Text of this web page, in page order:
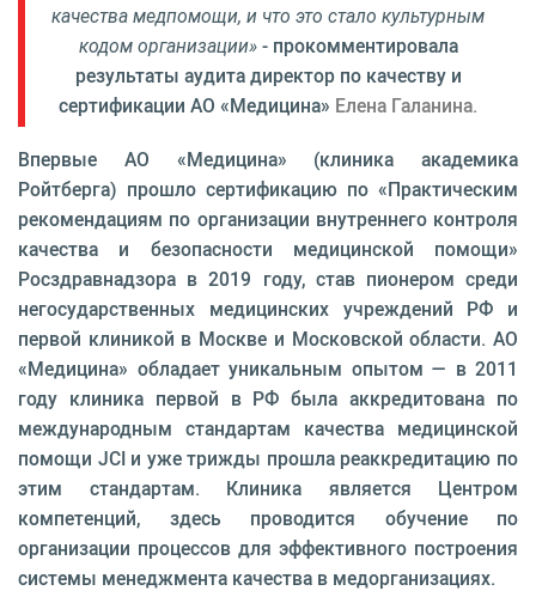
качества медпомощи, и что это стало культурным
кодом организации»- прокомментировала
результаты аудита директор по качеству и
сертификации АО «Медицина» Елена Галанина.
Впервые АО «Медицина» (клиника академика
Ройтберга) прошло сертификацию по «Практическим
рекомендациям по организации внутреннего контроля
качества и безопасности медицинской помощи»
Росздравнадзора в 2019 году, став пионером среди
негосударственных медицинских учреждений РФ и
первой клиникой в Москве и Московской области. АО
«Медицина» обладает уникальным опытом — в 2011
году клиника первой в РФ была аккредитована по
международным стандартам качества медицинской
помощи JCI и уже трижды прошла реаккредитацию по
этим стандартам. Клиника является Центром
компетенций, здесь проводится обучение по
организации процессов для эффективного построения
системы менеджмента качества в медорганизациях.